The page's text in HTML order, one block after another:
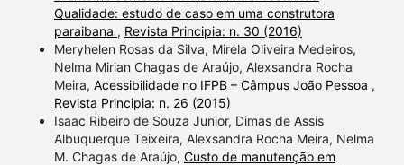
made.
Qualidade: estudo de caso em uma construtora
paraibana , Revista Principia: n. 30 (2016)
Meryhelen Rosas da Silva, Mirela Oliveira Medeiros,
Nelma Mirian Chagas de Araújo, Alexsandra Rocha
Meira, Acessibilidade no IFPB – Câmpus João Pessoa ,
Revista Principia: n. 26 (2015)
Isaac Ribeiro de Souza Junior, Dimas de Assis
Albuquerque Teixeira, Alexsandra Rocha Meira, Nelma
M. Chagas de Araújo, Custo de manutenção em